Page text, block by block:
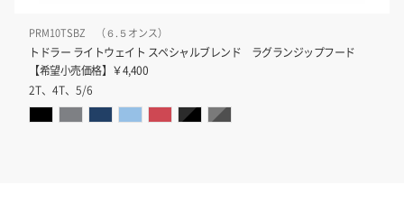
PRM10TSBZ （６.５オンス）
トドラー ライトウェイト スペシャルブレンド ラグランジップフード
【希望小売価格】￥4,400
2T、4T、5/6